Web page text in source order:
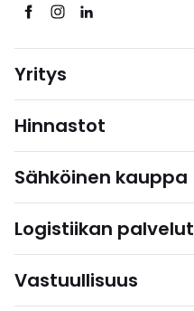
Yritys
Hinnastot
Sähköinen kauppa
Logistiikan palvelut
Vastuullisuus